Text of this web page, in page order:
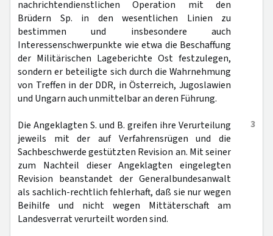
nachrichtendienstlichen Operation mit den
Brüdern Sp. in den wesentlichen Linien zu
bestimmen und insbesondere auch
Interessenschwerpunkte wie etwa die Beschaffung
der Militärischen Lageberichte Ost festzulegen,
sondern er beteiligte sich durch die Wahrnehmung
von Treffen in der DDR, in Österreich, Jugoslawien
und Ungarn auch unmittelbar an deren Führung.
3
Die Angeklagten S. und B. greifen ihre Verurteilung
jeweils mit der auf Verfahrensrügen und die
Sachbeschwerde gestützten Revision an. Mit seiner
zum Nachteil dieser Angeklagten eingelegten
Revision beanstandet der Generalbundesanwalt
als sachlich-rechtlich fehlerhaft, daß sie nur wegen
Beihilfe und nicht wegen Mittäterschaft am
Landesverrat verurteilt worden sind.